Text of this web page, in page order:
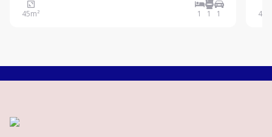
americana equipada com frigobar, micro-ondas,
fogão com coifa e armários planejados. Varanda
45m² 1 1 1 40